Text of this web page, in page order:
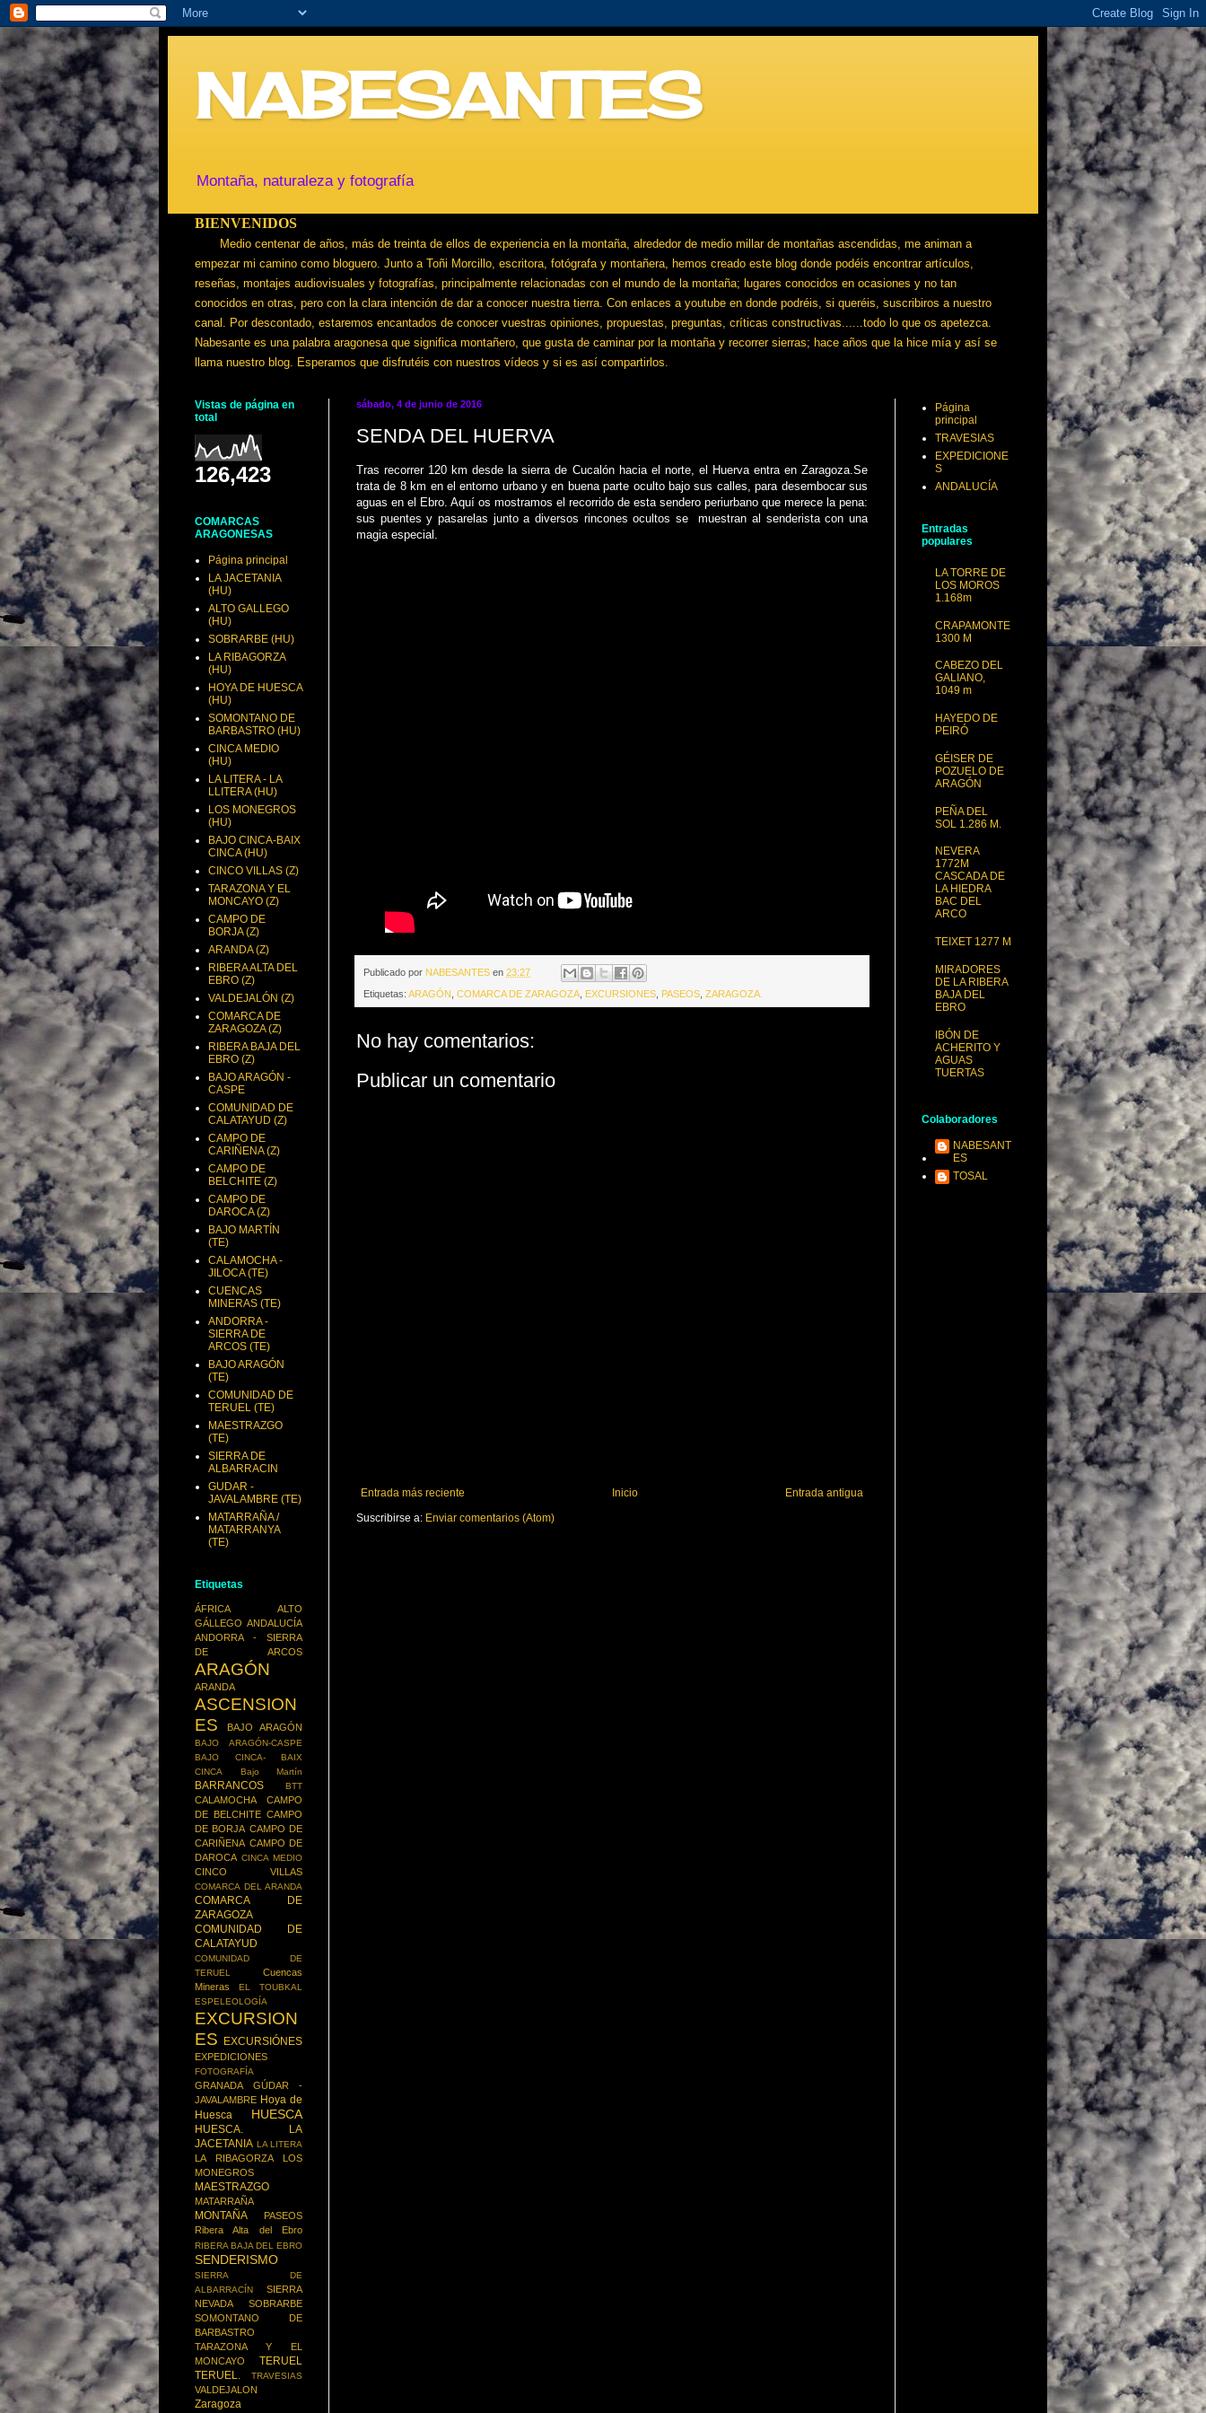
NABESANTES
Montaña, naturaleza y fotografía
BIENVENIDOS
empezar mi camino como bloguero. Junto a Toñi Morcillo, escritora, fotógrafa y montañera, hemos creado este blog donde podéis encontrar artículos,
reseñas, montajes audiovisuales y fotografías, principalmente relacionadas con el mundo de la montaña; lugares conocidos en ocasiones y no tan
conocidos en otras, pero con la clara intención de dar a conocer nuestra tierra. Con enlaces a youtube en donde podréis, si queréis, suscribiros a nuestro
canal. Por descontado, estaremos encantados de conocer vuestras opiniones, propuestas, preguntas, críticas constructivas......todo lo que os apetezca.
Nabesante es una palabra aragonesa que significa montañero, que gusta de caminar por la montaña y recorrer sierras; hace años que la hice mía y así se
llama nuestro blog. Esperamos que disfrutéis con nuestros vídeos y si es así compartirlos.
sábado, 4 de junio de 2016
SENDA DEL HUERVA
Tras recorrer 120 km desde la sierra de Cucalón hacia el norte, el Huerva entra en Zaragoza.Se
trata de 8 km en el entorno urbano y en buena parte oculto bajo sus calles, para desembocar sus
aguas en el Ebro. Aquí os mostramos el recorrido de esta sendero periurbano que merece la pena:
sus puentes y pasarelas junto a diversos rincones ocultos se muestran al senderista con una
magia especial.
Publicado por NABESANTES en 23:27
Etiquetas: ARAGÓN, COMARCA DE ZARAGOZA, EXCURSIONES, PASEOS, ZARAGOZA.
No hay comentarios:
Publicar un comentario
Entrada más reciente Entrada antigua
Inicio
Suscribirse a: Enviar comentarios (Atom)
Vistas de página en
total
126,423
COMARCAS
ARAGONESAS
Página principal
LA JACETANIA
(HU)
ALTO GALLEGO
(HU)
SOBRARBE (HU)
LA RIBAGORZA
(HU)
HOYA DE HUESCA
(HU)
SOMONTANO DE
BARBASTRO (HU)
CINCA MEDIO
(HU)
LA LITERA - LA
LLITERA (HU)
LOS MONEGROS
(HU)
BAJO CINCA-BAIX
CINCA (HU)
CINCO VILLAS (Z)
TARAZONA Y EL
MONCAYO (Z)
CAMPO DE
BORJA (Z)
ARANDA (Z)
RIBERA ALTA DEL
EBRO (Z)
VALDEJALÓN (Z)
COMARCA DE
ZARAGOZA (Z)
RIBERA BAJA DEL
EBRO (Z)
BAJO ARAGÓN -
CASPE
COMUNIDAD DE
CALATAYUD (Z)
CAMPO DE
CARIÑENA (Z)
CAMPO DE
BELCHITE (Z)
CAMPO DE
DAROCA (Z)
BAJO MARTÍN
(TE)
CALAMOCHA -
JILOCA (TE)
CUENCAS
MINERAS (TE)
ANDORRA -
SIERRA DE
ARCOS (TE)
BAJO ARAGÓN
(TE)
COMUNIDAD DE
TERUEL (TE)
MAESTRAZGO
(TE)
SIERRA DE
ALBARRACIN
GUDAR -
JAVALAMBRE (TE)
MATARRAÑA /
MATARRANYA
(TE)
Etiquetas
ÁFRICA
ALTO
GÁLLEGO ANDALUCÍA
ANDORRA - SIERRA
DE ARCOS
ARAGÓN
ARANDA
ASCENSION
ES
BAJO ARAGÓN
BAJO ARAGÓN-CASPE
BAJO CINCA- BAIX
CINCA
Bajo Martín
BARRANCOS BTT
CALAMOCHA
CAMPO
DE BELCHITE CAMPO
DE BORJA CAMPO DE
CARIÑENA CAMPO DE
DAROCA CINCA MEDIO
CINCO VILLAS
COMARCA DEL ARANDA
COMARCA DE
ZARAGOZA
COMUNIDAD DE
CALATAYUD
COMUNIDAD DE
TERUEL
Cuencas
Mineras
EL TOUBKAL
ESPELEOLOGÍA
EXCURSION
ES
EXCURSIÓNES
EXPEDICIONES
FOTOGRAFÍA
GRANADA
GÚDAR -
JAVALAMBRE Hoya de
Huesca
HUESCA
HUESCA.
LA
JACETANIA LA LITERA
LA RIBAGORZA
LOS
MONEGROS
MAESTRAZGO
MATARRAÑA
MONTAÑA
PASEOS
Ribera Alta del Ebro
RIBERA BAJA DEL EBRO
SENDERISMO
SIERRA DE
ALBARRACÍN
SIERRA
NEVADA
SOBRARBE
SOMONTANO DE
BARBASTRO
TARAZONA Y EL
MONCAYO
TERUEL
TERUEL.
TRAVESIAS
VALDEJALON
Zaragoza
Página
principal
TRAVESIAS
EXPEDICIONE
S
ANDALUCÍA
Entradas
populares
LA TORRE DE
LOS MOROS
1.168m
CRAPAMONTE
1300 M
CABEZO DEL
GALIANO,
1049 m
HAYEDO DE
PEIRÓ
GÉISER DE
POZUELO DE
ARAGÓN
PEÑA DEL
SOL 1.286 M.
NEVERA
1772M
CASCADA DE
LA HIEDRA
BAC DEL
ARCO
TEIXET 1277 M
MIRADORES
DE LA RIBERA
BAJA DEL
EBRO
IBÓN DE
ACHERITO Y
AGUAS
TUERTAS
Colaboradores
NABESANT
ES
TOSAL